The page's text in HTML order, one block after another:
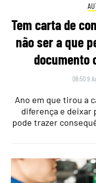
Tem carta de
não ser a que
documento
08:50 9
Ano em que tirou a
diferença e deixar
pode trazer